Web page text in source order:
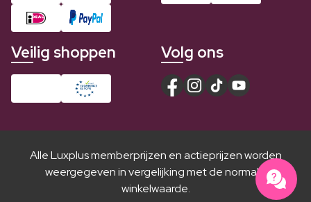
Veilig shoppen Volg ons
Alle Luxplus memberprijzen en actieprijzen worden
weergegeven in vergelijking met de normale
winkelwaarde.